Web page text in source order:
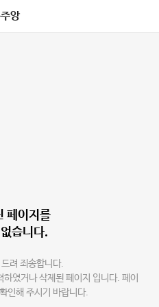
앙
페이지를
습니다.
려 죄송합니다.
였거나 삭제된 페이지 입니다. 페이
인해 주시기 바랍니다.